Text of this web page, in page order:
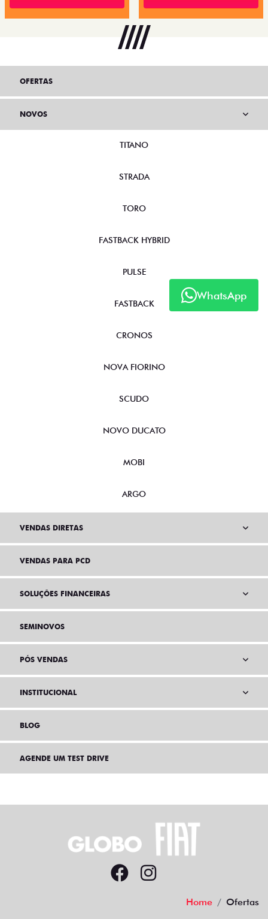
WhatsApp
OFERTAS
NOVOS
TITANO
STRADA
TORO
FASTBACK HYBRID
PULSE
FASTBACK
CRONOS
NOVA FIORINO
SCUDO
NOVO DUCATO
MOBI
ARGO
VENDAS DIRETAS
VENDAS PARA PCD
SOLUÇÕES FINANCEIRAS
SEMINOVOS
PÓS VENDAS
INSTITUCIONAL
BLOG
AGENDE UM TEST DRIVE
Home Ofertas